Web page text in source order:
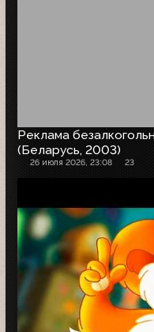
Реклама
(Беларусь, 2003)
26 июля 2026, 23:08 23